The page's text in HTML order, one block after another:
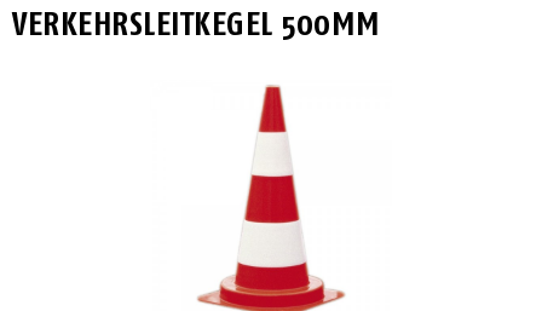
VERKEHRSLEITKEGEL 500MM